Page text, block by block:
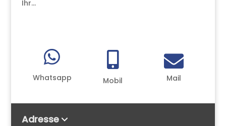
Ihr...

Whatsapp

Mobil

Mail
Adresse